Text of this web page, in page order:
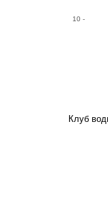
10 -
Клуб